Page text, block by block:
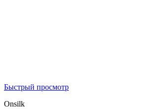
Быстрый просмотр
Onsilk